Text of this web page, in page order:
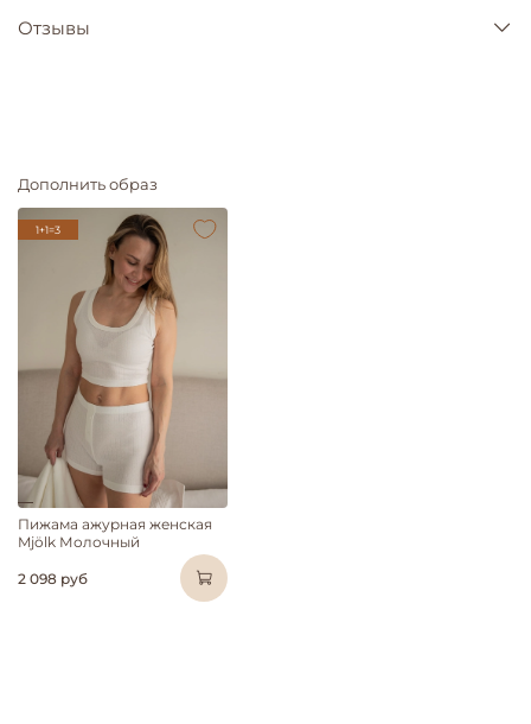
Отзывы
Дополнить образ
1+1=3
Пижама ажурная женская
Mjölk Молочный
2 098 руб